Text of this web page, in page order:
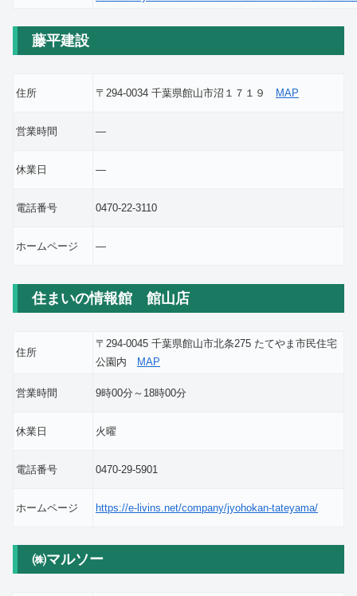
藤平建設
住所 〒294-0034 千葉県館山市沼１７１９ MAP
営業時間 ―
休業日 ―
電話番号 0470-22-3110
ホームページ ―
住まいの情報館 館山店
住所
〒294-0045 千葉県館山市北条275 たてやま市民住宅
公園内 MAP
営業時間 9時00分～18時00分
休業日 火曜
電話番号 0470-29-5901
ホームページ https://e-livins.net/company/jyohokan-tateyama/
㈱マルソー